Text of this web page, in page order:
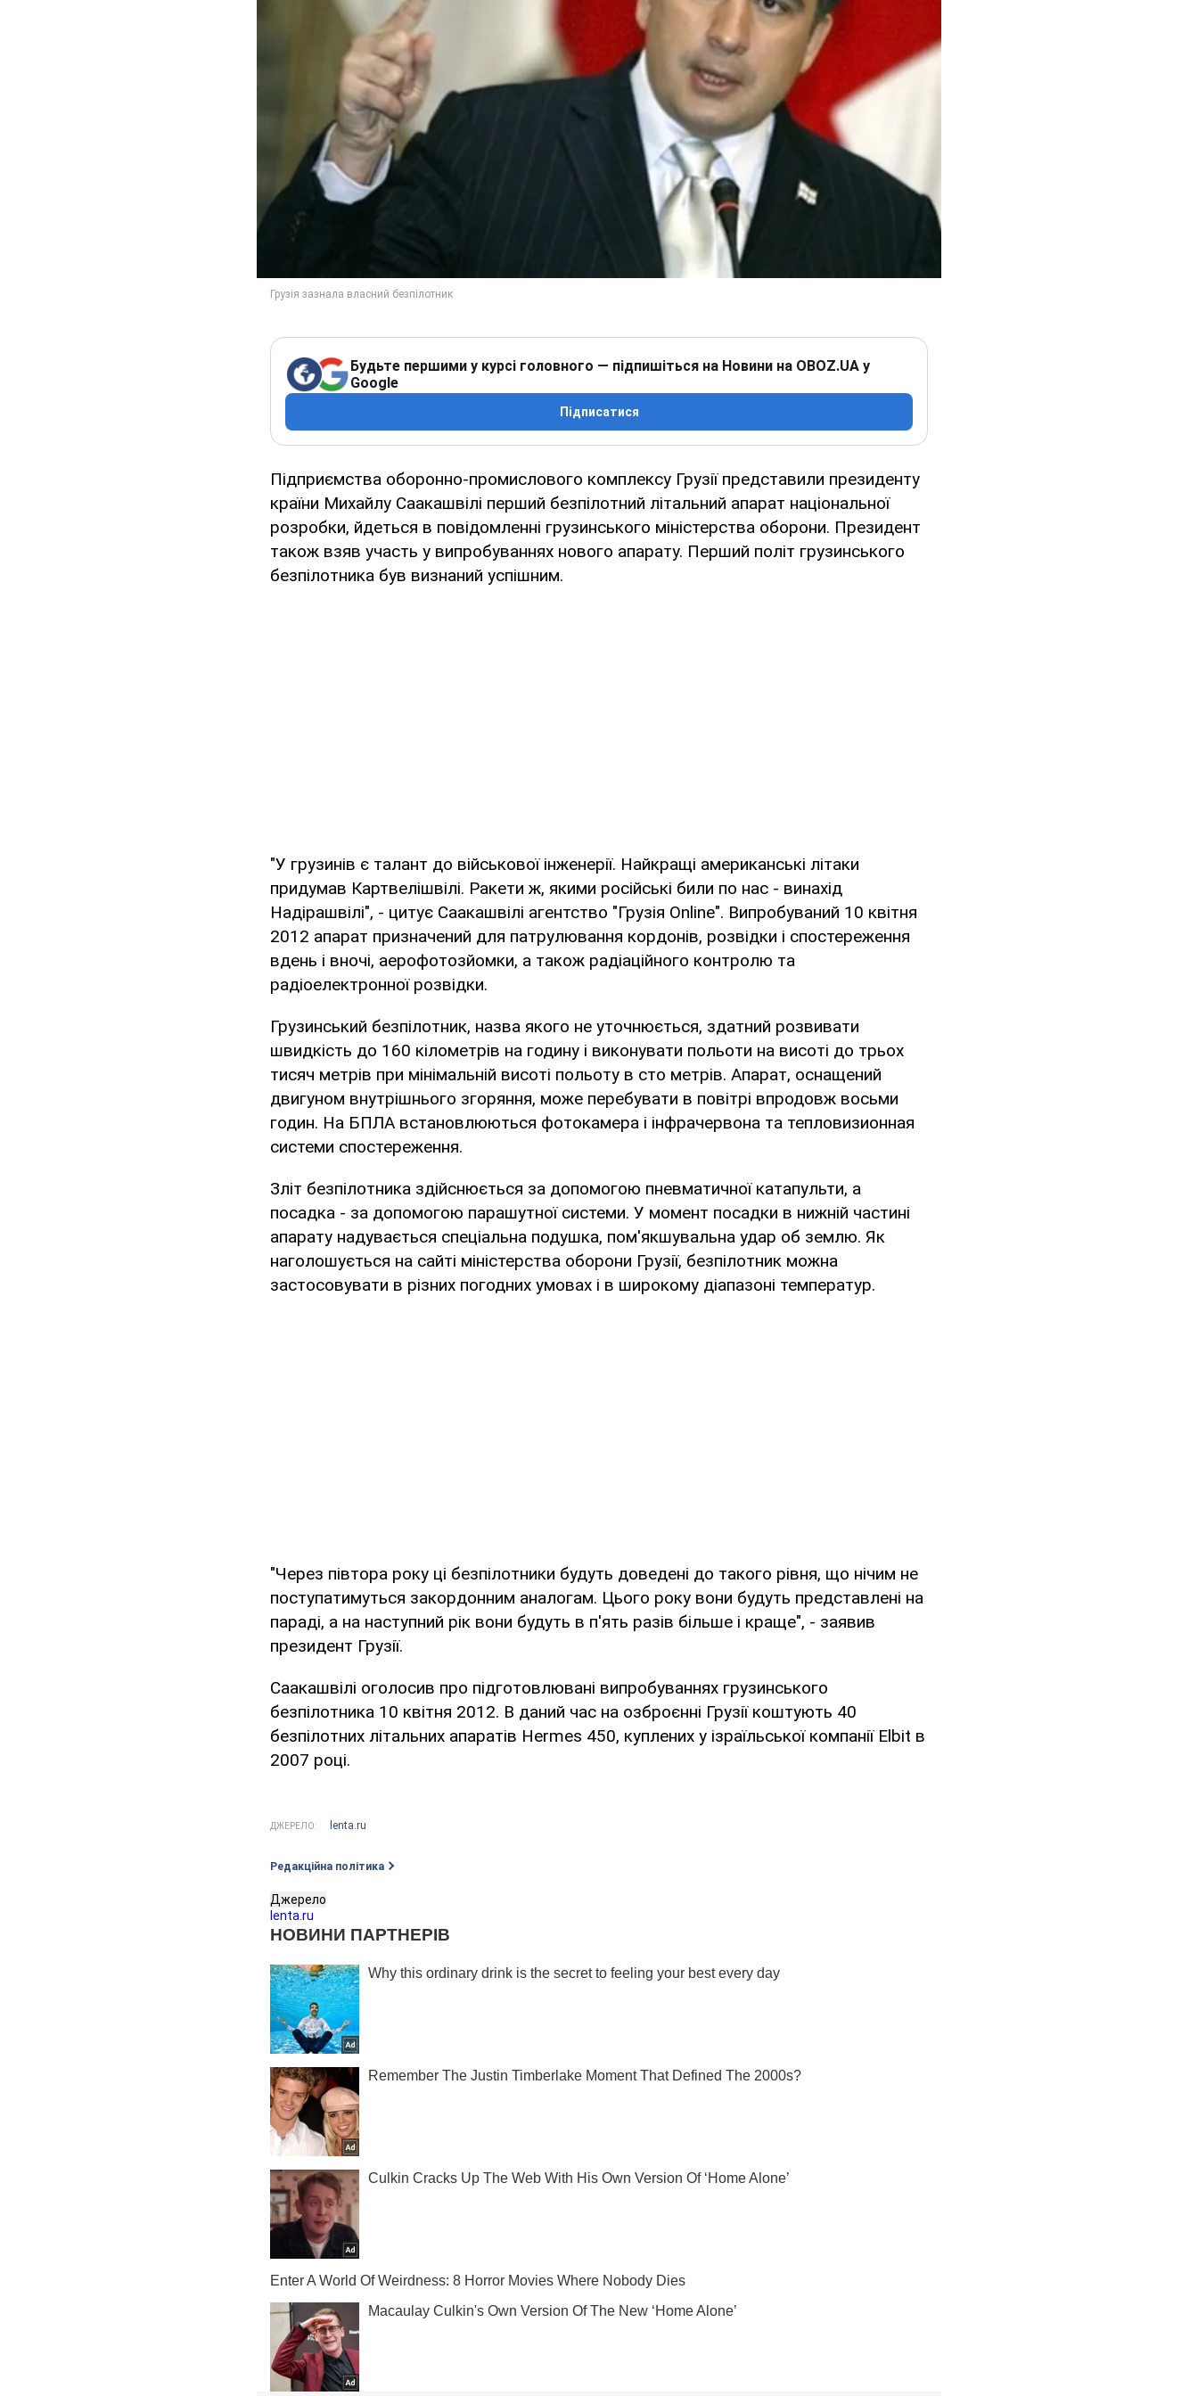
Будьте першими у курсі головного — підпишіться на Новини на OBOZ.UA у
Google
Підписатися
Підприємства оборонно-промислового комплексу Грузії представили президенту
країни Михайлу Саакашвілі перший безпілотний літальний апарат національної
розробки, йдеться в повідомленні грузинського міністерства оборони. Президент
також взяв участь у випробуваннях нового апарату. Перший політ грузинського
безпілотника був визнаний успішним.
"У грузинів є талант до військової інженерії. Найкращі американські літаки
придумав Картвелішвілі. Ракети ж, якими російські били по нас - винахід
Надірашвілі", - цитує Саакашвілі агентство "Грузія Online". Випробуваний 10 квітня
2012 апарат призначений для патрулювання кордонів, розвідки і спостереження
вдень і вночі, аерофотозйомки, а також радіаційного контролю та
радіоелектронної розвідки.
Грузинський безпілотник, назва якого не уточнюється, здатний розвивати
швидкість до 160 кілометрів на годину і виконувати польоти на висоті до трьох
тисяч метрів при мінімальній висоті польоту в сто метрів. Апарат, оснащений
двигуном внутрішнього згоряння, може перебувати в повітрі впродовж восьми
годин. На БПЛА встановлюються фотокамера і інфрачервона та тепловизионная
системи спостереження.
Зліт безпілотника здійснюється за допомогою пневматичної катапульти, а
посадка - за допомогою парашутної системи. У момент посадки в нижній частині
апарату надувається спеціальна подушка, пом'якшувальна удар об землю. Як
наголошується на сайті міністерства оборони Грузії, безпілотник можна
застосовувати в різних погодних умовах і в широкому діапазоні температур.
"Через півтора року ці безпілотники будуть доведені до такого рівня, що нічим не
поступатимуться закордонним аналогам. Цього року вони будуть представлені на
параді, а на наступний рік вони будуть в п'ять разів більше і краще", - заявив
президент Грузії.
Саакашвілі оголосив про підготовлювані випробуваннях грузинського
безпілотника 10 квітня 2012. В даний час на озброєнні Грузії коштують 40
безпілотних літальних апаратів Hermes 450, куплених у ізраїльської компанії Elbit в
2007 році.
ДЖЕРЕЛО: lenta.ru
Редакційна політика
Джерело
lenta.ru